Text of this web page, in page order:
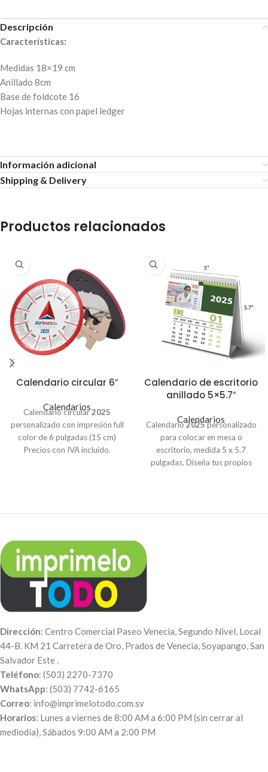
Descripción
Características:
Medidas 18×19 cm
Anillado 8cm
Base de foldcote 16
Hojas internas con papel ledger
Información adicional
Shipping & Delivery
Productos relacionados
Calendario circular 6″
Calendarios
Calendario circular2025
personalizado con impresión full
color de 6 pulgadas (15 cm)
Precios con IVA incluido.
Pedido de 50 unidades – $1.05
c/u
Calendario de escritorio
anillado 5×5.7″
Calendarios
Calendario2025personalizado
para colocar en mesa o
escritorio, medida 5 x 5.7
pulgadas. Diseña tus propios
con anillo en la parte superior.
Dirección: Centro Comercial Paseo Venecia, Segundo Nivel, Local
44-B. KM 21 Carretera de Oro, Prados de Venecia, Soyapango, San
Salvador Este .
Teléfono: (503) 2270-7370
WhatsApp: (503) 7742-6165
Correo: info@imprimelotodo.com.sv
Horarios: Lunes a viernes de 8:00 AM a 6:00 PM (sin cerrar al
mediodía), Sábados 9:00 AM a 2:00 PM